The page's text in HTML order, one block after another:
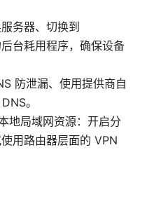
务器、切换到
台耗用程序，确保设备
防泄漏、使用提供商自
。
地局域网资源：开启分
用路由器层面的 VPN